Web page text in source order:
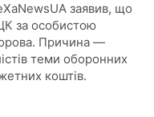
заявив, що
за особистою
Причина —
теми оборонних
коштів.